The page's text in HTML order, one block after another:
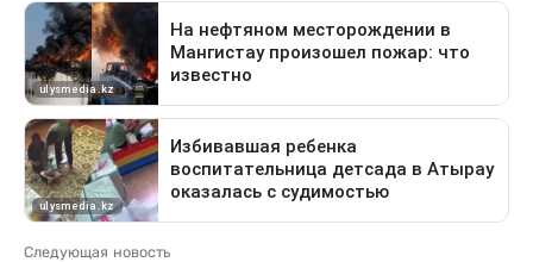
Следующая новость